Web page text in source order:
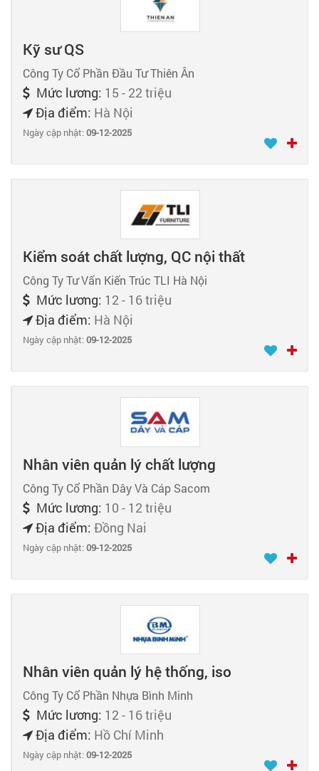
Kỹ sư QS
Công Ty Cổ Phần Đầu Tư Thiên Ân
Mức lương: 15 - 22 triệu
Địa điểm: Hà Nội
Ngày cập nhật:09-12-2025
Kiểm soát chất lượng, QC nội thất
Công Ty Tư Vấn Kiến Trúc TLI Hà Nội
Mức lương: 12 - 16 triệu
Địa điểm: Hà Nội
Ngày cập nhật:09-12-2025
Nhân viên quản lý chất lượng
Công Ty Cổ Phần Dây Và Cáp Sacom
Mức lương: 10 - 12 triệu
Địa điểm: Đồng Nai
Ngày cập nhật:09-12-2025
Nhân viên quản lý hệ thống, iso
Công Ty Cổ Phần Nhựa Bình Minh
Mức lương: 12 - 16 triệu
Địa điểm: Hồ Chí Minh
Ngày cập nhật:09-12-2025